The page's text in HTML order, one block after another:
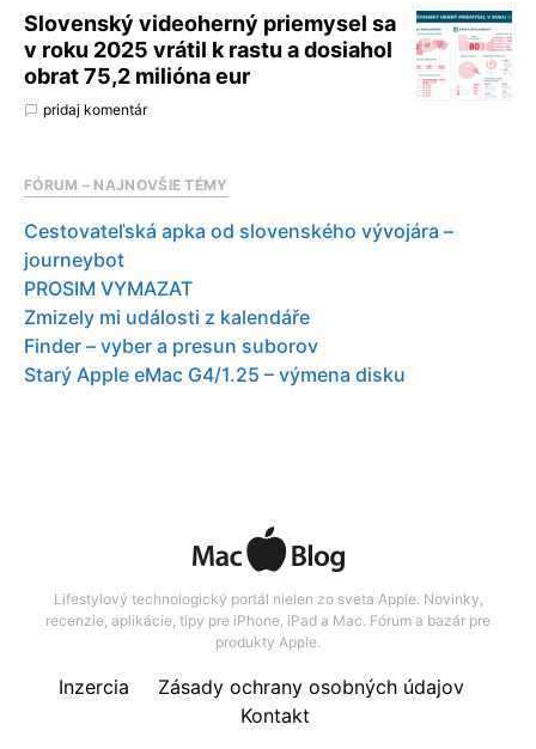
Slovenský videoherný priemysel sa
v roku 2025 vrátil k rastu a dosiahol
obrat 75,2 milióna eur
pridaj komentár
FÓRUM – NAJNOVŠIE TÉMY
Cestovateľská apka od slovenského vývojára –
journeybot
PROSIM VYMAZAT
Zmizely mi události z kalendáře
Finder – vyber a presun suborov
Starý Apple eMac G4/1.25 – výmena disku
Lifestylový technologický portál nielen zo sveta Apple. Novinky,
recenzie, aplikácie, tipy pre iPhone, iPad a Mac. Fórum a bazár pre
produkty Apple.
Inzercia
Zásady ochrany osobných údajov
Kontakt